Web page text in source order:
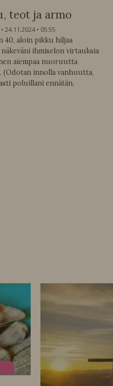
teot ja armo
24.11.2024
05:55
40, aloin pikku hiljaa
näkeväni ihmiselon virtauksia
aiempaa nuoruutta
(Odotan innolla vanhuutta,
poluillani ennätän.